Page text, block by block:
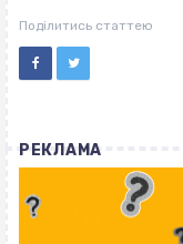
Поділитись статтею
РЕКЛАМА